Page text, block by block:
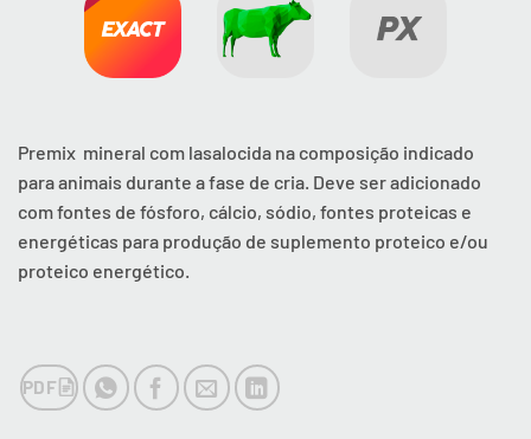
Premix mineral com lasalocida na composição indicado
para animais durante a fase de cria. Deve ser adicionado
com fontes de fósforo, cálcio, sódio, fontes proteicas e
energéticas para produção de suplemento proteico e/ou
proteico energético.
PDF